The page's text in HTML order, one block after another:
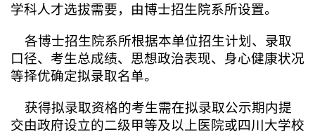
学科人才选拔需要，由博士招生院系所设置。
各博士招生院系所根据本单位招生计划、录取
口径、考生总成绩、思想政治表现、身心健康状况
等择优确定拟录取名单。
获得拟录取资格的考生需在拟录取公示期内提
交由政府设立的二级甲等及以上医院或四川大学校